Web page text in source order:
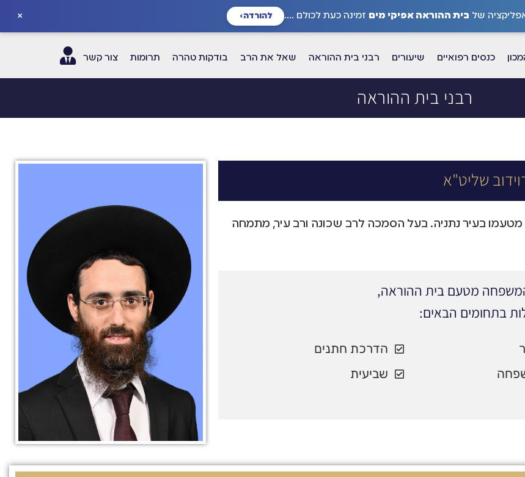
של בית ההוראה אפיקי מים זמינה כעת לכולם .... להורדה›
×
כנסים רפואיים שיעורים רבני בית ההוראה שאל את הרב בודקות טהרה תרומות צור קשר
רבני בית ההוראה
שליט"א
בעיר נתניה. בעל הסמכה לרב שכונה ורב עיר, מתמחה
מטעם בית ההוראה,
בתחומים הבאים:
הדרכת חתנים
שביעית